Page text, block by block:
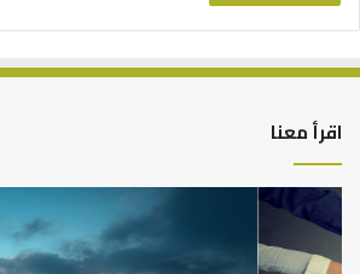
اقرأ معنا
التوازن
بين
عمل